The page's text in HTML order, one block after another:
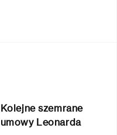
Kolejne szemrane
umowy Leonarda